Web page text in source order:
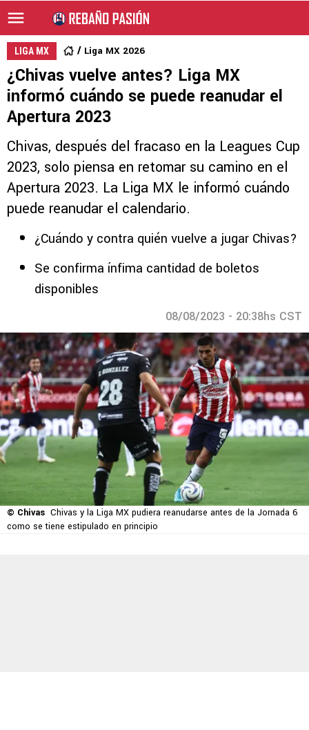
LIGA MX Liga MX 2026
¿Chivas vuelve antes? Liga MX
informó cuándo se puede reanudar el
Apertura 2023
Chivas, después del fracaso en la Leagues Cup
2023, solo piensa en retomar su camino en el
Apertura 2023. La Liga MX le informó cuándo
puede reanudar el calendario.
¿Cuándo y contra quién vuelve a jugar Chivas?
Se confirma ínfima cantidad de boletos
disponibles
08/08/2023 - 20:38hs CST
© Chivas Chivas y la Liga MX pudiera reanudarse antes de la Jornada 6
como se tiene estipulado en principio